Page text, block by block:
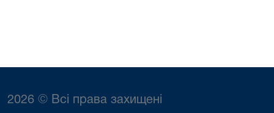
2026 © Всі права захищені